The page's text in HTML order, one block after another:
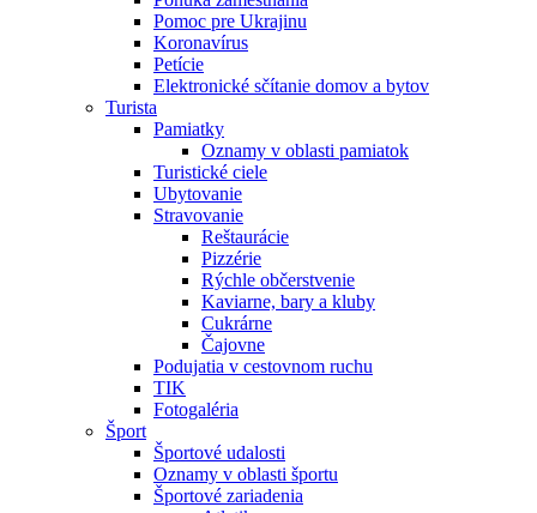
Pomoc pre Ukrajinu
Koronavírus
Petície
Elektronické sčítanie domov a bytov
Turista
Pamiatky
Oznamy v oblasti pamiatok
Turistické ciele
Ubytovanie
Stravovanie
Reštaurácie
Pizzérie
Rýchle občerstvenie
Kaviarne, bary a kluby
Cukrárne
Čajovne
Podujatia v cestovnom ruchu
TIK
Fotogaléria
Šport
Športové udalosti
Oznamy v oblasti športu
Športové zariadenia